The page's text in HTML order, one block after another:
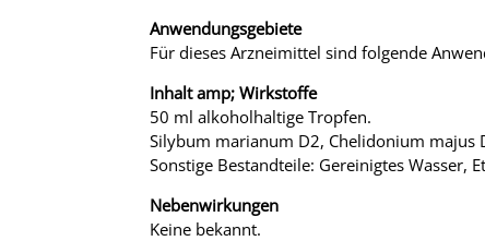
Anwendungsgebiete
Für dieses Arzneimittel sind folgende
Inhalt amp; Wirkstoffe
50 ml alkoholhaltige Tropfen.
Silybum marianum D2, Chelidonium majus
Sonstige Bestandteile: Gereinigtes Wasser,
Nebenwirkungen
Keine bekannt.